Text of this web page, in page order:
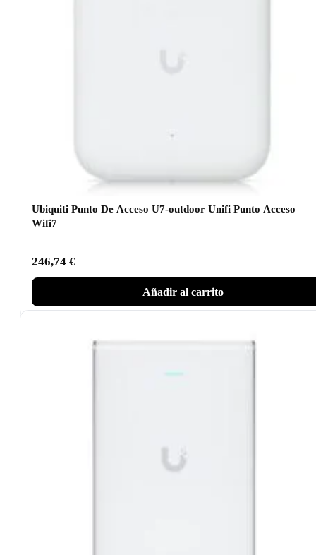
Ubiquiti Punto De Acceso U7-outdoor Unifi Punto Acceso
Wifi7
246,74 €
Añadir al carrito